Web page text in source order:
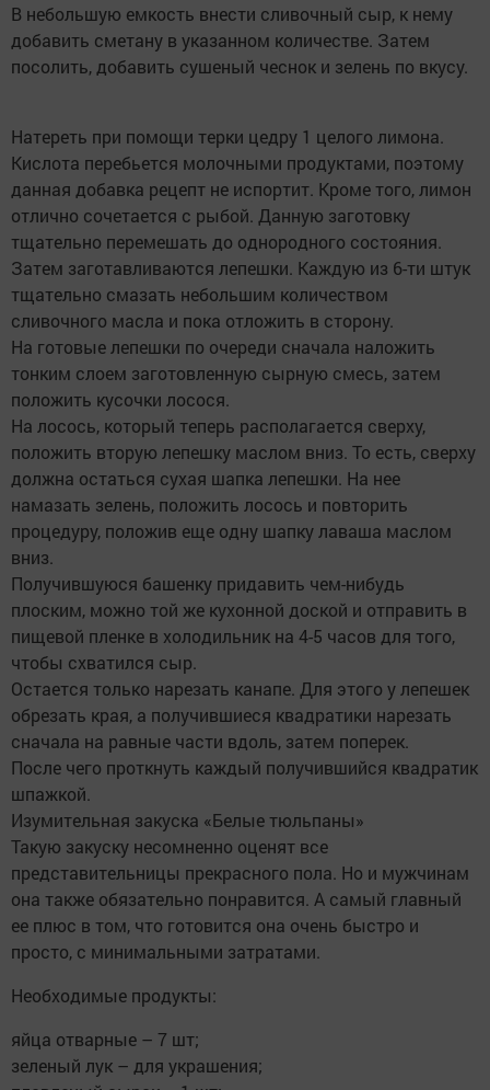
В небольшую емкость внести сливочный сыр, к нему
добавить сметану в указанном количестве. Затем
посолить, добавить сушеный чеснок и зелень по вкусу.
Натереть при помощи терки цедру 1 целого лимона.
Кислота перебьется молочными продуктами, поэтому
данная добавка рецепт не испортит. Кроме того, лимон
отлично сочетается с рыбой. Данную заготовку
тщательно перемешать до однородного состояния.
Затем заготавливаются лепешки. Каждую из 6-ти штук
тщательно смазать небольшим количеством
сливочного масла и пока отложить в сторону.
На готовые лепешки по очереди сначала наложить
тонким слоем заготовленную сырную смесь, затем
положить кусочки лосося.
На лосось, который теперь располагается сверху,
положить вторую лепешку маслом вниз. То есть, сверху
должна остаться сухая шапка лепешки. На нее
намазать зелень, положить лосось и повторить
процедуру, положив еще одну шапку лаваша маслом
вниз.
Получившуюся башенку придавить чем-нибудь
плоским, можно той же кухонной доской и отправить в
пищевой пленке в холодильник на 4-5 часов для того,
чтобы схватился сыр.
Остается только нарезать канапе. Для этого у лепешек
обрезать края, а получившиеся квадратики нарезать
сначала на равные части вдоль, затем поперек.
После чего проткнуть каждый получившийся квадратик
шпажкой.
Изумительная закуска «Белые тюльпаны»
Такую закуску несомненно оценят все
представительницы прекрасного пола. Но и мужчинам
она также обязательно понравится. А самый главный
ее плюс в том, что готовится она очень быстро и
просто, с минимальными затратами.
Необходимые продукты:
яйца отварные – 7 шт;
зеленый лук – для украшения;